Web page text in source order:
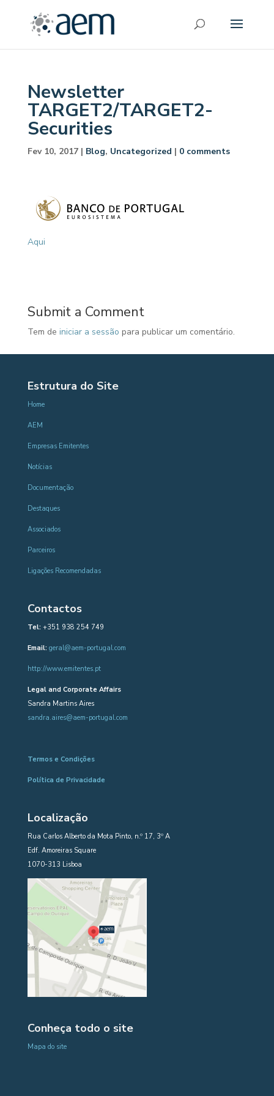
Newsletter
TARGET2/TARGET2-
Securities
Fev 10, 2017| Blog, Uncategorized | 0 comments
Aqui
Submit a Comment
Tem de iniciar a sessão para publicar um comentário.
Estrutura do Site
Home
AEM
Empresas Emitentes
Notícias
Documentação
Destaques
Associados
Parceiros
Ligações Recomendadas
Contactos
Tel:+351 938 254 749
Email: geral@aem-portugal.com
http://www.emitentes.pt
Legal and Corporate Affairs
Sandra Martins Aires
sandra.aires@aem-portugal.com
Termos e Condições
Política de Privacidade
Localização
Rua Carlos Alberto da Mota Pinto, n.º 17, 3º A
Edf. Amoreiras Square
1070-313 Lisboa
Conheça todo o site
Mapa do site